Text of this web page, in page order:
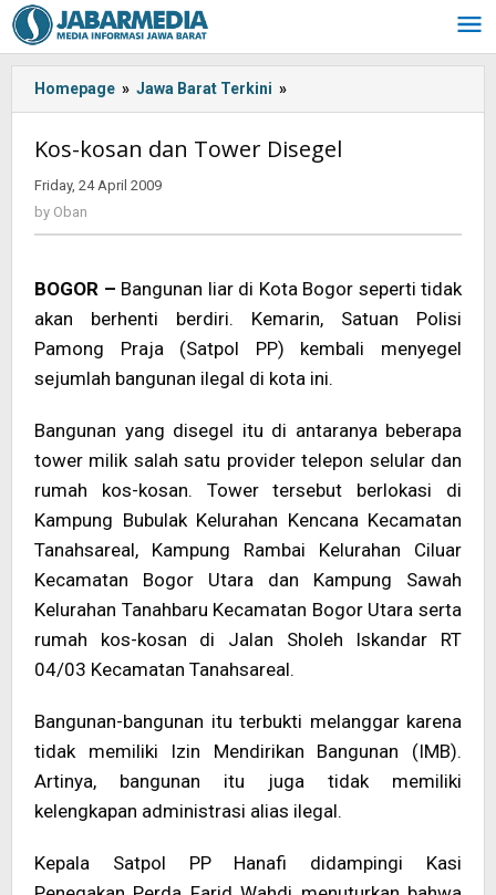
Skip
to
content
Homepage » Jawa Barat Terkini »
-:IN-
>Kos-
-
>
Kos-kosan dan Tower Disegel
Friday, 24 April 2009
by Oban
BOGOR – Bangunan liar di Kota Bogor seperti tidak
akan berhenti berdiri. Kemarin, Satuan Polisi
Pamong Praja (Satpol PP) kembali menyegel
sejumlah bangunan ilegal di kota ini.
Bangunan yang disegel itu di antaranya beberapa
tower milik salah satu provider telepon selular dan
rumah kos-kosan. Tower tersebut berlokasi di
Kampung Bubulak Kelurahan Kencana Kecamatan
Tanahsareal, Kampung Rambai Kelurahan Ciluar
Kecamatan Bogor Utara dan Kampung Sawah
Kelurahan Tanahbaru Kecamatan Bogor Utara serta
rumah kos-kosan di Jalan Sholeh Iskandar RT
04/03 Kecamatan Tanahsareal.
Bangunan-bangunan itu terbukti melanggar karena
tidak memiliki Izin Mendirikan Bangunan (IMB).
Artinya, bangunan itu juga tidak memiliki
kelengkapan administrasi alias ilegal.
Kepala Satpol PP Hanafi didampingi Kasi